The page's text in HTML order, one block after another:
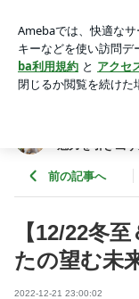
ります | 魂と繋がり
き出す方法
アプリをダウンロー
ょう。
魅力を引き出
前の記事へ
【12/22冬
たの望む未
2022-12-21 23:00:02